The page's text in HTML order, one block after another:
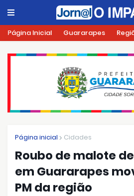
Página Inicial Guararapes
Página inicial Cidades
Roubo de malote
em Guararapes
PM da região